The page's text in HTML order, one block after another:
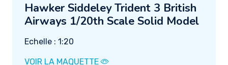
Hawker Siddeley Trident 3 British
Airways 1/20th Scale Solid Model
Echelle : 1:20
VOIR LA MAQUETTE